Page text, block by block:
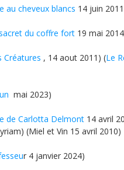
au cheveux blancs 14 juin
du coffre fort 19 mai
Créatures , 14 aout 2011) (Le
mai 2023)
de Carlotta Delmont 14 avril
(Miel et Vin 15 avril 2010)
r 4 janvier 2024)